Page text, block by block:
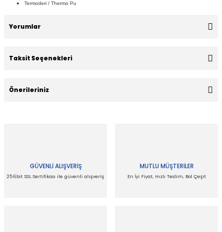
Termoderi / Thermo Pu
Yorumlar
Taksit Seçenekleri
Önerileriniz
Ürün resmi kalitesiz, bozuk veya görüntülenemiyor.
GÜVENLİ ALIŞVERİŞ
256bit SSL Sertifikası ile güvenli alışveriş
MUTLU MÜŞTERİLER
En İyi Fiyat, Hızlı Teslim, Bol Çeşit